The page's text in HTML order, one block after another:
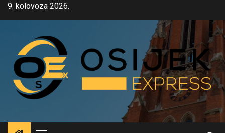
Skip9. kolovoza 2026.